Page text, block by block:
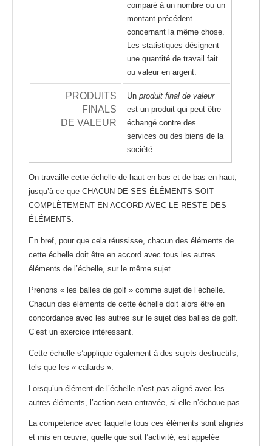
comparé à un nombre ou un
montant précédent
concernant la même chose.
Les statistiques désignent
une quantité de travail fait
ou valeur en argent.
PRODUITS
FINALS
DE VALEUR
Un produit final de valeur
est un produit qui peut être
échangé contre des
services ou des biens de la
société.
On travaille cette échelle de haut en bas et de bas en haut,
jusqu’à ce que CHACUN DE SES ÉLÉMENTS SOIT
COMPLÈTEMENT EN ACCORD AVEC LE RESTE DES
ÉLÉMENTS.
En bref, pour que cela réussisse, chacun des éléments de
cette échelle doit être en accord avec tous les autres
éléments de l’échelle, sur le même sujet.
Prenons « les balles de golf » comme sujet de l’échelle.
Chacun des éléments de cette échelle doit alors être en
concordance avec les autres sur le sujet des balles de golf.
C’est un exercice intéressant.
Cette échelle s’applique également à des sujets destructifs,
tels que les « cafards ».
Lorsqu’un élément de l’échelle n’est pas aligné avec les
autres éléments, l’action sera entravée, si elle n’échoue pas.
La compétence avec laquelle tous ces éléments sont alignés
et mis en œuvre, quelle que soit l’activité, est appelée